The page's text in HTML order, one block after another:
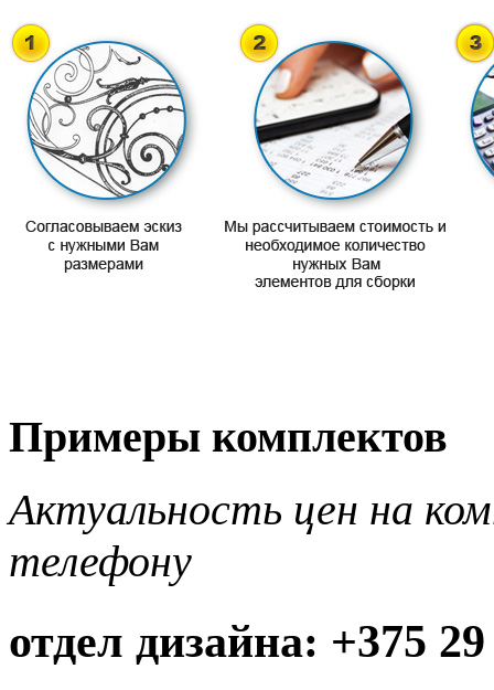
Примеры комплектов
Актуальность цен на
телефону
отдел дизайна: +375